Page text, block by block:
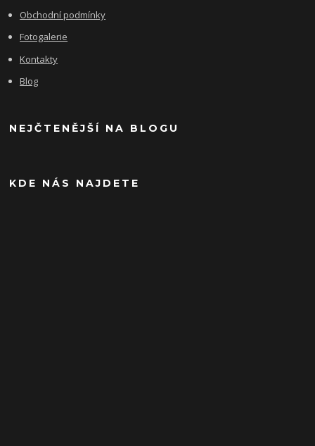
Obchodní podmínky
Fotogalerie
Kontakty
Blog
NEJČTENĚJŠÍ NA BLOGU
KDE NÁS NAJDETE